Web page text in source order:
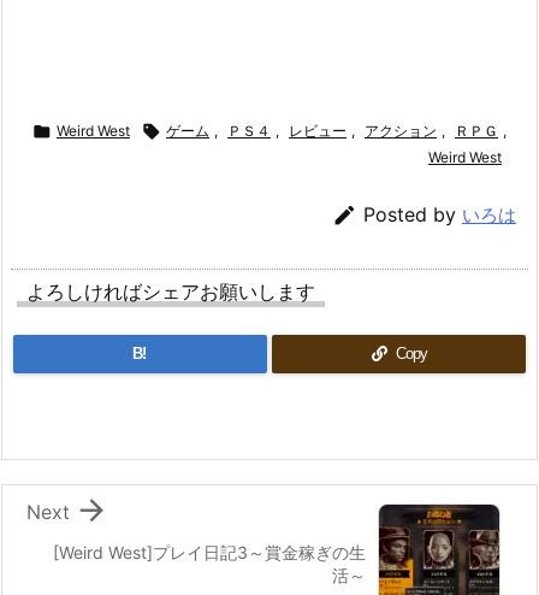
 Weird West  ゲーム , ＰＳ４ , レビュー , アクション , ＲＰＧ ,
Weird West
 Posted by いろは
よろしければシェアお願いします
B! Copy
[Weird West]プレイ日記3～賞金稼ぎの生
活～

Next